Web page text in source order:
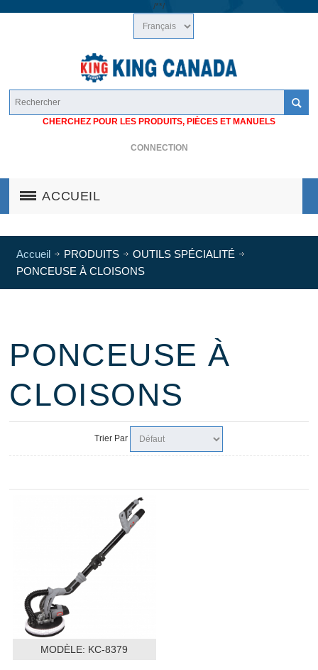
/**/
CHERCHEZ POUR LES PRODUITS, PIÈCES ET MANUELS
CONNECTION
ACCUEIL
Accueil PRODUITS
OUTILS SPÉCIALITÉ
PONCEUSE À CLOISONS
PONCEUSE À
CLOISONS
Trier Par
MODÈLE: KC-8379